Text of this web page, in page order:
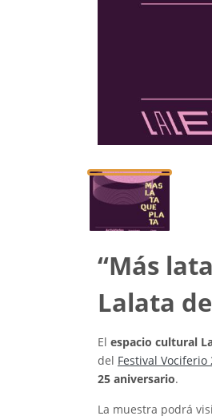
“Más
Lalata
El espacio cultural
del Festival Vociferio
25 aniversario.
La muestra podrá